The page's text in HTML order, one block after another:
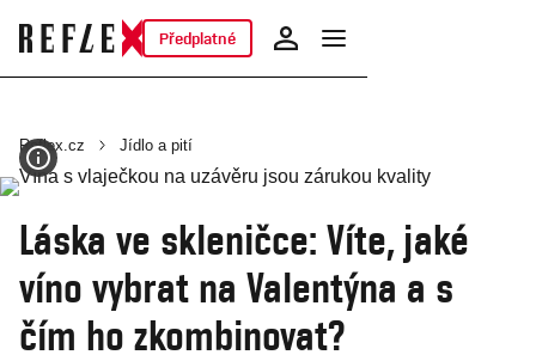
Předplatné
Reflex.cz Jídlo a pití
Láska ve skleničce: Víte, jaké
víno vybrat na Valentýna a s
čím ho zkombinovat?